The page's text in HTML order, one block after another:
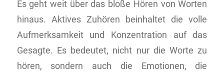
Es geht weit über das bloße Hören von Worten
hinaus. Aktives Zuhören beinhaltet die volle
Aufmerksamkeit und Konzentration auf das
Gesagte. Es bedeutet, nicht nur die Worte zu
hören, sondern auch die Emotionen, die